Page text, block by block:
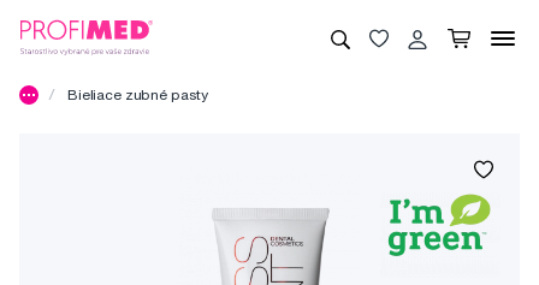
Bieliace zubné pasty